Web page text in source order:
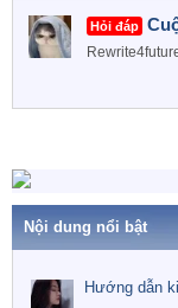
Hỏi đáp
Nội dung nổi bật
Hướng dẫn